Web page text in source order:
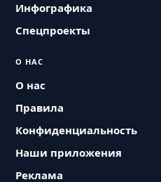
Инфографика
Спецпроекты
О НАС
О нас
Правила
Конфиденциальность
Наши приложения
Реклама